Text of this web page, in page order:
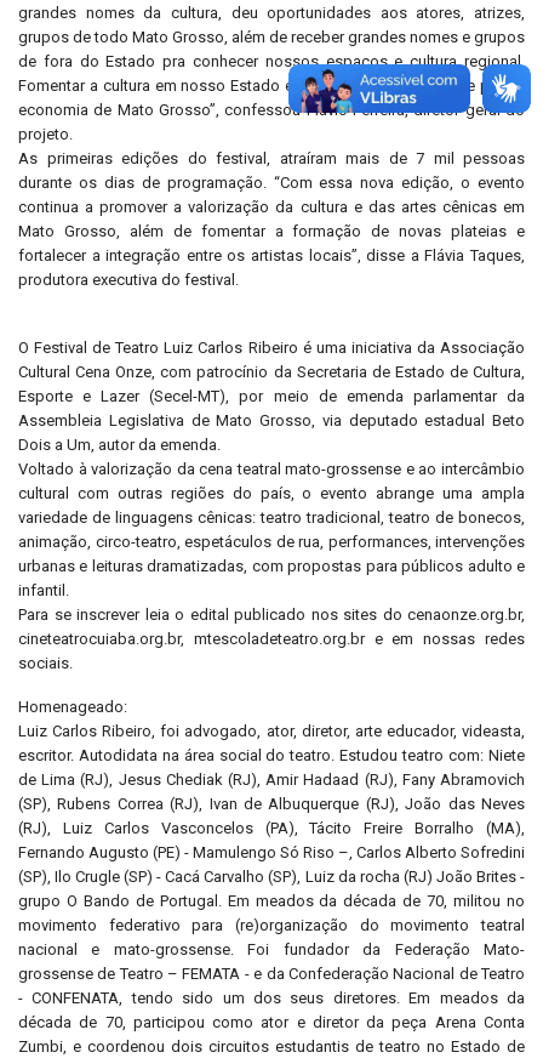
grandes nomes da cultura, deu oportunidades aos atores, atrizes,
grupos de todo Mato Grosso, além de receber grandes nomes e grupos
de fora do Estado pra conhecer nossos espaços e cultura regional.
Fomentar a cultura em nosso Estado é de grande valia, inclusive para a
economia de Mato Grosso”, confessou Flávio Ferreira, diretor geral do
projeto.
As primeiras edições do festival, atraíram mais de 7 mil pessoas
durante os dias de programação. “Com essa nova edição, o evento
continua a promover a valorização da cultura e das artes cênicas em
Mato Grosso, além de fomentar a formação de novas plateias e
fortalecer a integração entre os artistas locais”, disse a Flávia Taques,
produtora executiva do festival.
O Festival de Teatro Luiz Carlos Ribeiro é uma iniciativa da Associação
Cultural Cena Onze, com patrocínio da Secretaria de Estado de Cultura,
Esporte e Lazer (Secel-MT), por meio de emenda parlamentar da
Assembleia Legislativa de Mato Grosso, via deputado estadual Beto
Dois a Um, autor da emenda.
Voltado à valorização da cena teatral mato-grossense e ao intercâmbio
cultural com outras regiões do país, o evento abrange uma ampla
variedade de linguagens cênicas: teatro tradicional, teatro de bonecos,
animação, circo-teatro, espetáculos de rua, performances, intervenções
urbanas e leituras dramatizadas, com propostas para públicos adulto e
infantil.
Para se inscrever leia o edital publicado nos sites do cenaonze.org.br,
cineteatrocuiaba.org.br, mtescoladeteatro.org.br e em nossas redes
sociais.
Homenageado:
Luiz Carlos Ribeiro, foi advogado, ator, diretor, arte educador, videasta,
escritor. Autodidata na área social do teatro. Estudou teatro com: Niete
de Lima (RJ), Jesus Chediak (RJ), Amir Hadaad (RJ), Fany Abramovich
(SP), Rubens Correa (RJ), Ivan de Albuquerque (RJ), João das Neves
(RJ), Luiz Carlos Vasconcelos (PA), Tácito Freire Borralho (MA),
Fernando Augusto (PE) - Mamulengo Só Riso –, Carlos Alberto Sofredini
(SP), Ilo Crugle (SP) - Cacá Carvalho (SP), Luiz da rocha (RJ) João Brites -
grupo O Bando de Portugal. Em meados da década de 70, militou no
movimento federativo para (re)organização do movimento teatral
nacional e mato-grossense. Foi fundador da Federação Mato-
grossense de Teatro – FEMATA - e da Confederação Nacional de Teatro
- CONFENATA, tendo sido um dos seus diretores. Em meados da
década de 70, participou como ator e diretor da peça Arena Conta
Zumbi, e coordenou dois circuitos estudantis de teatro no Estado de